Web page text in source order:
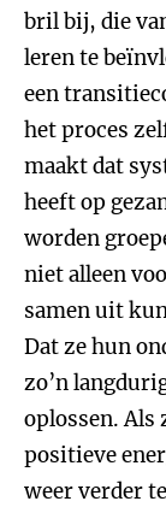
bril bij, die
leren te
een
het proces
maakt dat
heeft op
worden
niet alleen
samen uit
Dat ze hun
zo’n
oplossen. Als
positieve
weer verder